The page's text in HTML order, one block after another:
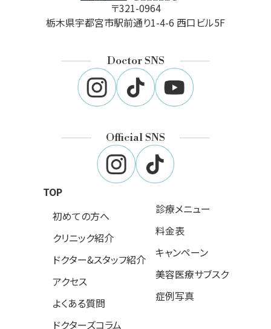
〒321-0964
栃木県宇都宮市駅前通り1-4-6 西口ビル5F
Doctor SNS
Official SNS
TOP
初めての方へ
クリニック紹介
ドクター&スタッフ紹介
アクセス
よくある質問
ドクターズコラム
診療メニュー
料金表
キャンペーン
美容医療サブスク
症例写真